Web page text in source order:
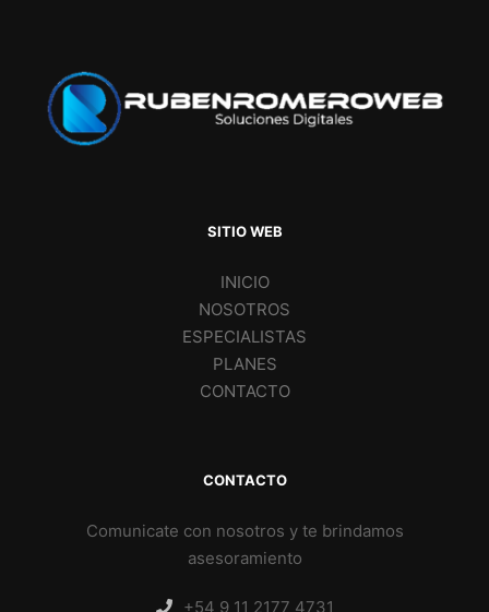
SITIO WEB
INICIO
NOSOTROS
ESPECIALISTAS
PLANES
CONTACTO
CONTACTO
Comunicate con nosotros y te brindamos
asesoramiento
+54 9 11 2177 4731